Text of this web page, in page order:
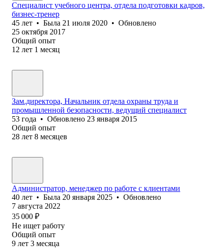
Специалист учебного центра, отдела подготовки кадров,
бизнес-тренер
45 лет • Была 21 июля 2020 • Обновлено
25 октября 2017
Общий опыт
12 лет 1 месяц
Зам.директора, Начальник отдела охраны труда и
промышленной безопасности, ведущий специалист
53 года • Обновлено 23 января 2015
Общий опыт
28 лет 8 месяцев
Администратор, менеджер по работе с клиентами
40 лет • Была 20 января 2025 • Обновлено
7 августа 2022
35 000 ₽
Не ищет работу
Общий опыт
9 лет 3 месяца